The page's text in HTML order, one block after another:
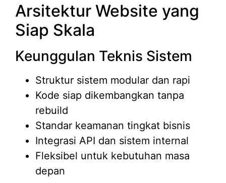
Arsitektur Website yang
Siap Skala
Keunggulan Teknis Sistem
Struktur sistem modular dan rapi
Kode siap dikembangkan tanpa
rebuild
Standar keamanan tingkat bisnis
Integrasi API dan sistem internal
Fleksibel untuk kebutuhan masa
depan